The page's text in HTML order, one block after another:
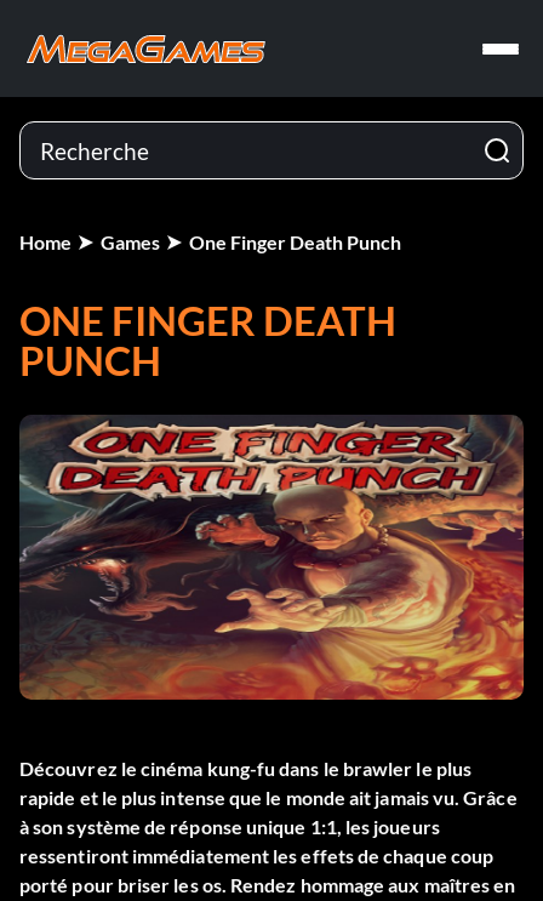
Home Games One Finger Death Punch
ONE FINGER DEATH
PUNCH
Découvrez le cinéma kung-fu dans le brawler le plus
rapide et le plus intense que le monde ait jamais vu. Grâce
à son système de réponse unique 1:1, les joueurs
ressentiront immédiatement les effets de chaque coup
porté pour briser les os. Rendez hommage aux maîtres en